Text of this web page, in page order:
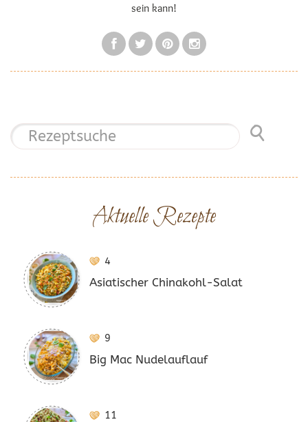
sein kann!
Aktuelle Rezepte
4
Asiatischer Chinakohl-Salat
9
Big Mac Nudelauflauf
11